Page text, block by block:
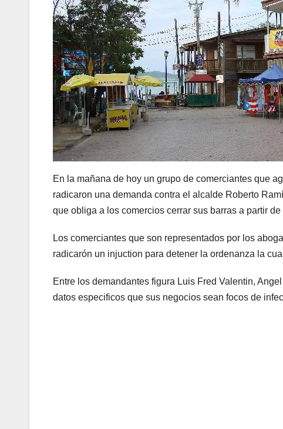
En la mañana de hoy un grupo de comerciantes que
radicaron una demanda contra el alcalde Roberto
que obliga a los comercios cerrar sus barras a partir de
Los comerciantes que son representados por los
radicarón un injuction para detener la ordenanza la
Entre los demandantes figura Luis Fred Valentin,
datos especificos que sus negocios sean focos de